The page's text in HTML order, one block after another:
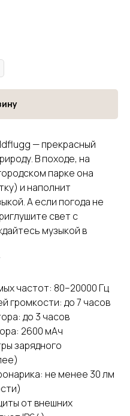
— прекрасный
В походе, на
парке она
и наполнит
А если погода не
свет с
музыкой в
частот: 80–20000 Гц
громкости: до 7 часов
до 3 часов
2600 мАч
зарядного
не менее 30 лм
от внешних